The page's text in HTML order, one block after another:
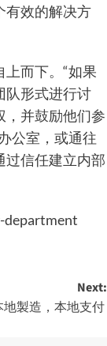
有效的解决方
而下。“如果
队形式进行讨
，并鼓励他们参
公室，或通往
过信任建立内部
department
Next:
製造，本地支付